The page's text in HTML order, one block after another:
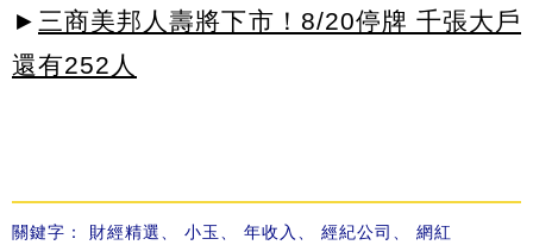
► 三商美邦人壽將下市！8/20停牌 千張大戶
還有252人
關鍵字： 財經精選、 小玉 、 年收入 、 經紀公司 、 網紅